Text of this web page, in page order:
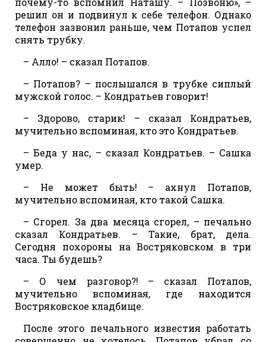
решил он и подвинул к себе телефон. Однако
телефон зазвонил раньше, чем Потапов успел
снять трубку.
– Алло! – сказал Потапов.
– Потапов? – послышался в трубке сиплый
мужской голос. – Кондратьев говорит!
– Здорово, старик! – сказал Кондратьев,
мучительно вспоминая, кто это Кондратьев.
– Беда у нас, – сказал Кондратьев. – Сашка
умер.
– Не может быть! – ахнул Потапов,
мучительно вспоминая, кто такой Сашка.
– Сгорел. За два месяца сгорел, – печально
сказал Кондратьев. – Такие, брат, дела.
Сегодня похороны на Востряковском в три
часа. Ты будешь?
– О чем разговор?! – сказал Потапов,
мучительно вспоминая, где находится
Востряковское кладбище.
После этого печального известия работать